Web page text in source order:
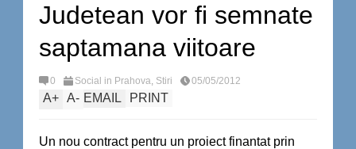
Judetean vor fi semnate
saptamana viitoare
0 Social in Prahova, Stiri 05/05/2012
A+ A- EMAIL PRINT
Un nou contract pentru un proiect finantat prin